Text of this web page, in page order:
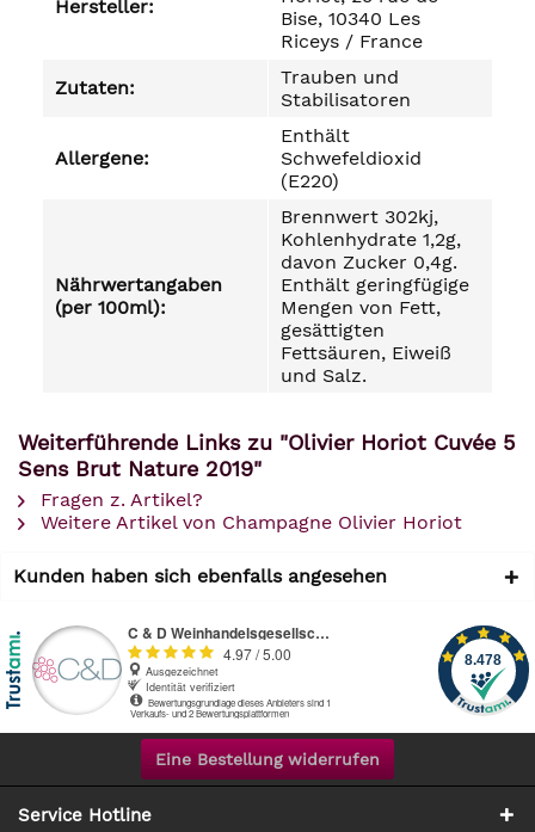
Hersteller:
Bise, 10340 Les
Riceys / France
Zutaten:
Trauben und
Stabilisatoren
Allergene:
Enthält
Schwefeldioxid
(E220)
Nährwertangaben
(per 100ml):
Brennwert 302kj,
Kohlenhydrate 1,2g,
davon Zucker 0,4g.
Enthält geringfügige
Mengen von Fett,
gesättigten
Fettsäuren, Eiweiß
und Salz.
Weiterführende Links zu "Olivier Horiot Cuvée 5
Sens Brut Nature 2019"
Fragen z. Artikel?
Weitere Artikel von Champagne Olivier Horiot
Kunden haben sich ebenfalls angesehen
Eine Bestellung widerrufen
Service Hotline